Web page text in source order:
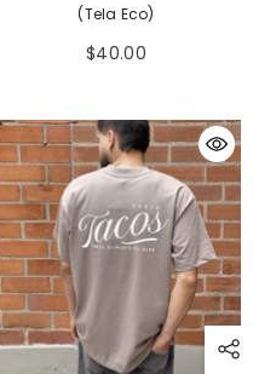
(Tela Eco)
$40.00